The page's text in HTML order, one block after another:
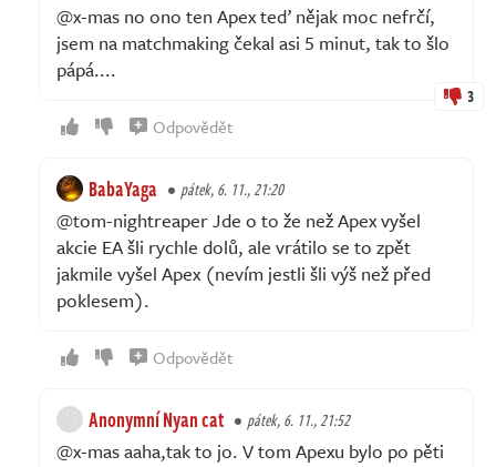
@x-mas no ono ten Apex teď nějak moc nefrčí,
jsem na matchmaking čekal asi 5 minut, tak to šlo
pápá....
3
Odpovědět
BabaYaga pátek, 6. 11., 21:20
@tom-nightreaper Jde o to že než Apex vyšel
akcie EA šli rychle dolů, ale vrátilo se to zpět
jakmile vyšel Apex (nevím jestli šli výš než před
poklesem).
Odpovědět
Anonymní Nyan cat pátek, 6. 11., 21:52
@x-mas aaha,tak to jo. V tom Apexu bylo po pěti